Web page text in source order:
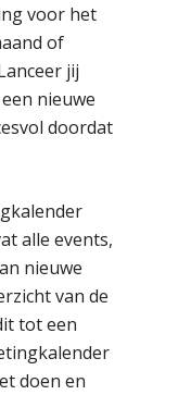
voor het
of
jij
nieuwe
doordat
alle events,
nieuwe
van de
tot een
doen en